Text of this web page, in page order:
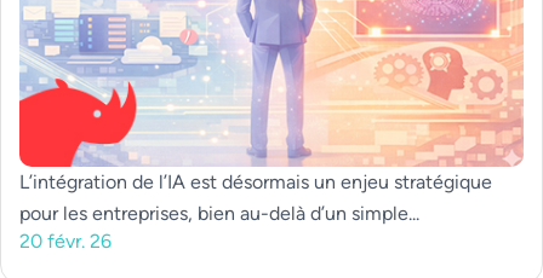
L’intégration de l’IA est désormais un enjeu stratégique
pour les entreprises, bien au-delà d’un simple...
20 févr. 26